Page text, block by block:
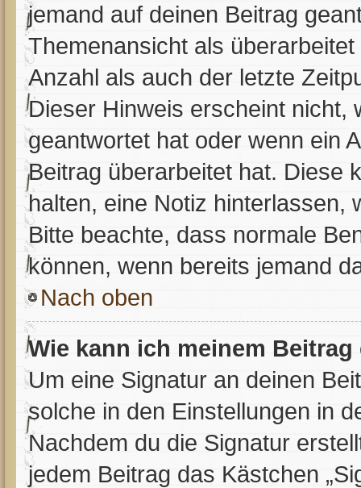
jemand auf deinen Beitrag
Themenansicht als
Anzahl als auch der letzte
Dieser Hinweis erscheint nicht,
geantwortet hat oder wenn ein
Beitrag überarbeitet hat. Diese
halten, eine Notiz hinterlassen,
Bitte beachte, dass normale
können, wenn bereits jemand
Nach oben
Wie kann ich meinem
Um eine Signatur an deinen
solche in den Einstellungen in
Nachdem du die Signatur
jedem Beitrag das Kästchen